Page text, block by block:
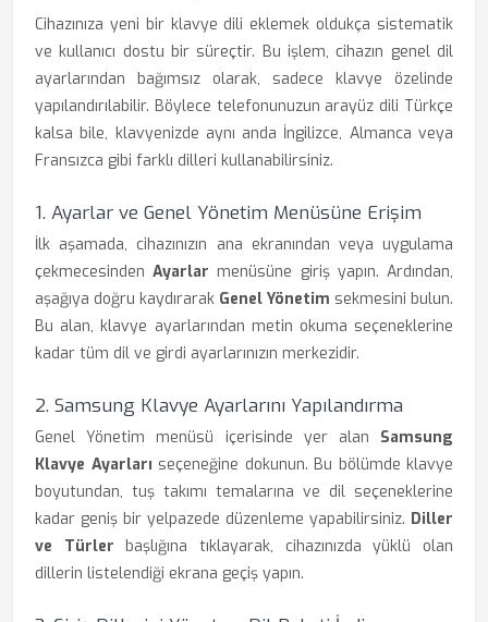
Cihazınıza yeni bir klavye dili eklemek oldukça sistematik
ve kullanıcı dostu bir süreçtir. Bu işlem, cihazın genel dil
ayarlarından bağımsız olarak, sadece klavye özelinde
yapılandırılabilir. Böylece telefonunuzun arayüz dili Türkçe
kalsa bile, klavyenizde aynı anda İngilizce, Almanca veya
Fransızca gibi farklı dilleri kullanabilirsiniz.
1. Ayarlar ve Genel Yönetim Menüsüne Erişim
İlk aşamada, cihazınızın ana ekranından veya uygulama
çekmecesindenAyarlar menüsüne giriş yapın. Ardından,
aşağıya doğru kaydırarak Genel Yönetim sekmesini bulun.
Bu alan, klavye ayarlarından metin okuma seçeneklerine
kadar tüm dil ve girdi ayarlarınızın merkezidir.
2. Samsung Klavye Ayarlarını Yapılandırma
Genel Yönetim menüsü içerisinde yer alan Samsung
Klavye Ayarları seçeneğine dokunun. Bu bölümde klavye
boyutundan, tuş takımı temalarına ve dil seçeneklerine
kadar geniş bir yelpazede düzenleme yapabilirsiniz. Diller
ve Türler başlığına tıklayarak, cihazınızda yüklü olan
dillerin listelendiği ekrana geçiş yapın.